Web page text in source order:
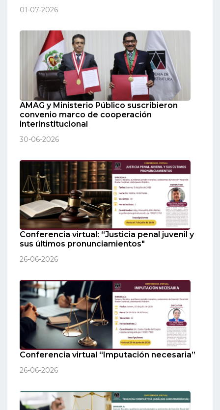
01-07-2026
AMAG y Ministerio Público suscribieron
convenio marco de cooperación
interinstitucional
30-06-2026
Conferencia virtual: “Justicia penal juvenil y
sus últimos pronunciamientos"
26-06-2026
Conferencia virtual “Imputación necesaria”
26-06-2026